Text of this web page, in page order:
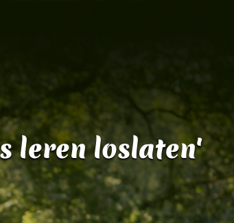
leren loslaten'